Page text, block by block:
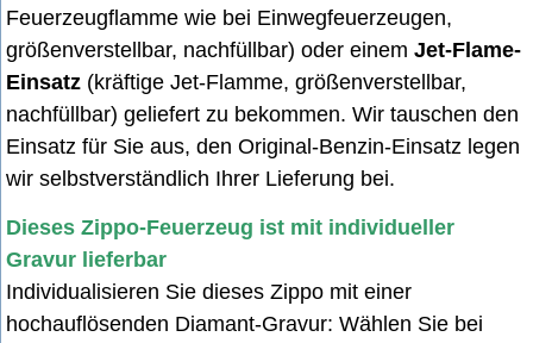
Feuerzeugflamme wie bei Einwegfeuerzeugen,
größenverstellbar, nachfüllbar) oder einemJet-Flame-
Einsatz (kräftige Jet-Flamme, größenverstellbar,
nachfüllbar) geliefert zu bekommen. Wir tauschen den
Einsatz für Sie aus, den Original-Benzin-Einsatz legen
wir selbstverständlich Ihrer Lieferung bei.
Dieses Zippo-Feuerzeug ist mit individueller
Gravur lieferbar
Individualisieren Sie dieses Zippo mit einer
hochauflösenden Diamant-Gravur: Wählen Sie bei